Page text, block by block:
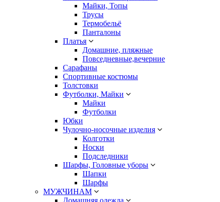
Майки, Топы
Трусы
Термобельё
Панталоны
Платья
Домашние, пляжные
Повседневные,вечерние
Сарафаны
Спортивные костюмы
Толстовки
Футболки, Майки
Майки
Футболки
Юбки
Чулочно-носочные изделия
Колготки
Носки
Подследники
Шарфы, Головные уборы
Шапки
Шарфы
МУЖЧИНАМ
Домашняя одежда